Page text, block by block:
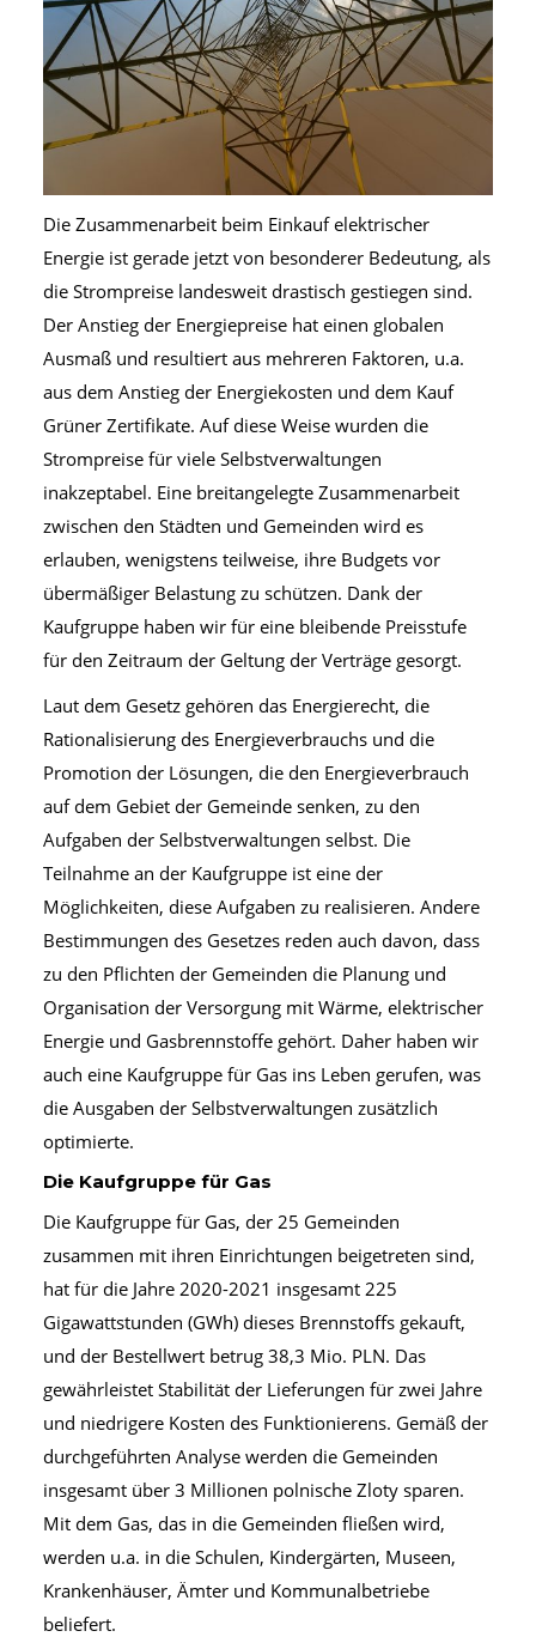
Die Zusammenarbeit beim Einkauf elektrischer
Energie ist gerade jetzt von besonderer Bedeutung, als
die Strompreise landesweit drastisch gestiegen sind.
Der Anstieg der Energiepreise hat einen globalen
Ausmaß und resultiert aus mehreren Faktoren, u.a.
aus dem Anstieg der Energiekosten und dem Kauf
Grüner Zertifikate. Auf diese Weise wurden die
Strompreise für viele Selbstverwaltungen
inakzeptabel. Eine breitangelegte Zusammenarbeit
zwischen den Städten und Gemeinden wird es
erlauben, wenigstens teilweise, ihre Budgets vor
übermäßiger Belastung zu schützen. Dank der
Kaufgruppe haben wir für eine bleibende Preisstufe
für den Zeitraum der Geltung der Verträge gesorgt.
Laut dem Gesetz gehören das Energierecht, die
Rationalisierung des Energieverbrauchs und die
Promotion der Lösungen, die den Energieverbrauch
auf dem Gebiet der Gemeinde senken, zu den
Aufgaben der Selbstverwaltungen selbst. Die
Teilnahme an der Kaufgruppe ist eine der
Möglichkeiten, diese Aufgaben zu realisieren. Andere
Bestimmungen des Gesetzes reden auch davon, dass
zu den Pflichten der Gemeinden die Planung und
Organisation der Versorgung mit Wärme, elektrischer
Energie und Gasbrennstoffe gehört. Daher haben wir
auch eine Kaufgruppe für Gas ins Leben gerufen, was
die Ausgaben der Selbstverwaltungen zusätzlich
optimierte.
Die Kaufgruppe für Gas
Die Kaufgruppe für Gas, der 25 Gemeinden
zusammen mit ihren Einrichtungen beigetreten sind,
hat für die Jahre 2020-2021 insgesamt 225
Gigawattstunden (GWh) dieses Brennstoffs gekauft,
und der Bestellwert betrug 38,3 Mio. PLN. Das
gewährleistet Stabilität der Lieferungen für zwei Jahre
und niedrigere Kosten des Funktionierens. Gemäß der
durchgeführten Analyse werden die Gemeinden
insgesamt über 3 Millionen polnische Zloty sparen.
Mit dem Gas, das in die Gemeinden fließen wird,
werden u.a. in die Schulen, Kindergärten, Museen,
Krankenhäuser, Ämter und Kommunalbetriebe
beliefert.